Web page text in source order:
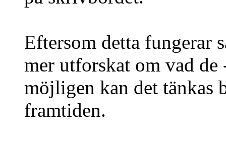
Eftersom detta fungerar
mer utforskat om vad de
möjligen kan det tänkas
framtiden.